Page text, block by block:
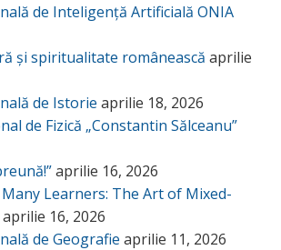
de Inteligență Artificială ONIA
și spiritualitate românească aprilie
de Istorie aprilie 18, 2026
de Fizică „Constantin Sălceanu”
aprilie 16, 2026
Learners: The Art of Mixed-
aprilie 16, 2026
de Geografie aprilie 11, 2026